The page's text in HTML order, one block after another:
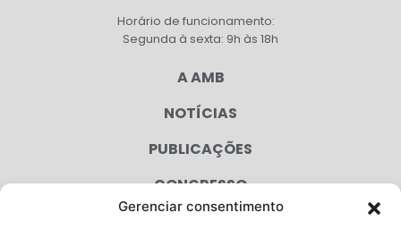
Gerenciar consentimento
Horário de funcionamento:
Segunda à sexta: 9h às 18h
A AMB
NOTÍCIAS
PUBLICAÇÕES
CONGRESSO